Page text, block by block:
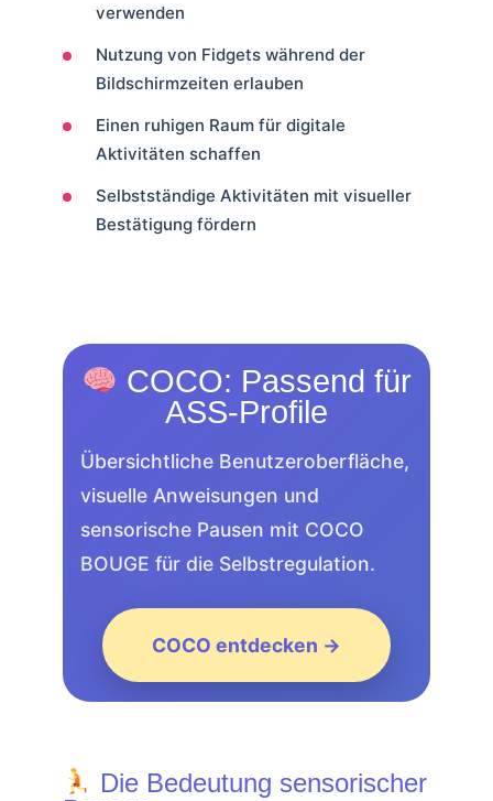
verwenden
Nutzung von Fidgets während der
Bildschirmzeiten erlauben
Einen ruhigen Raum für digitale
Aktivitäten schaffen
Selbstständige Aktivitäten mit visueller
Bestätigung fördern
COCO: Passend für
ASS-Profile
Übersichtliche Benutzeroberfläche,
visuelle Anweisungen und
sensorische Pausen mit COCO
BOUGE für die Selbstregulation.
COCO entdecken →
Die Bedeutung sensorischer